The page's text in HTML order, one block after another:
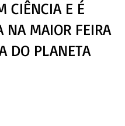
CIÊNCIA E É
NA MAIOR FEIRA
DO PLANETA